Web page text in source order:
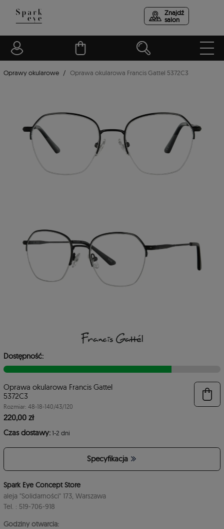
Znajdź
salon
Oprawy okularowe Oprawa okularowa Francis Gattel 5372C3
Dostępność:
Oprawa okularowa Francis Gattel
5372C3
Rozmiar: 48-18-140/43/120
220,00 zł
Czas dostawy: 1-2 dni
Specyfikacja
Spark Eye Concept Store
aleja "Solidarności" 173, Warszawa
Tel. : 519-706-918
Godziny otwarcia: